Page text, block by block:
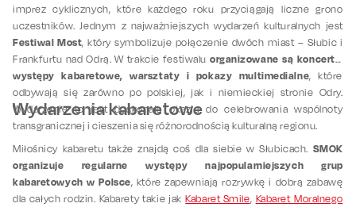
imprez cyklicznych, które każdego roku przyciągają liczne grono
uczestników. Jednym z najważniejszych wydarzeń kulturalnych jest
Festiwal Most, który symbolizuje połączenie dwóch miast – Słubic i
Frankfurtu nad Odrą. W trakcie festiwalu organizowane są koncerty,
występy kabaretowe, warsztaty i pokazy multimedialne, które
odbywają się zarówno po polskiej, jak i niemieckiej stronie Odry.
Wydarzenie to jest doskonałą okazją do celebrowania wspólnoty
transgranicznej i cieszenia się różnorodnością kulturalną regionu.
Wydarzenia kabaretowe
Miłośnicy kabaretu także znajdą coś dla siebie w Słubicach. SMOK
organizuje regularne występy najpopularniejszych grup
kabaretowych w Polsce, które zapewniają rozrywkę i dobrą zabawę
dla całych rodzin. Kabarety takie jakKabaret Smile, Kabaret Moralnego